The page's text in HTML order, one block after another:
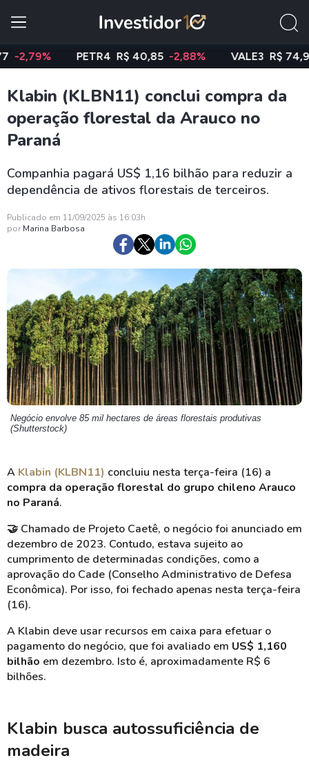
PETR4 R$ 40,85 -2,88% VALE3 R$ 74,97 -
Klabin (KLBN11) conclui compra da
operação florestal da Arauco no
Paraná
Companhia pagará US$ 1,16 bilhão para reduzir a
dependência de ativos florestais de terceiros.
Publicado em 11/09/2025 às 16:03h
por Marina Barbosa
Negócio envolve 85 mil hectares de áreas florestais produtivas
(Shutterstock)
A Klabin (KLBN11) concluiu nesta terça-feira (16) a
compra da operação florestal do grupo chileno Arauco
no Paraná.
🤝 Chamado de Projeto Caetê, o negócio foi anunciado em
dezembro de 2023. Contudo, estava sujeito ao
cumprimento de determinadas condições, como a
aprovação do Cade (Conselho Administrativo de Defesa
Econômica). Por isso, foi fechado apenas nesta terça-feira
(16).
A Klabin deve usar recursos em caixa para efetuar o
pagamento do negócio, que foi avaliado em US$ 1,160
bilhão em dezembro. Isto é, aproximadamente R$ 6
bilhões.
Klabin busca autossuficiência de
madeira